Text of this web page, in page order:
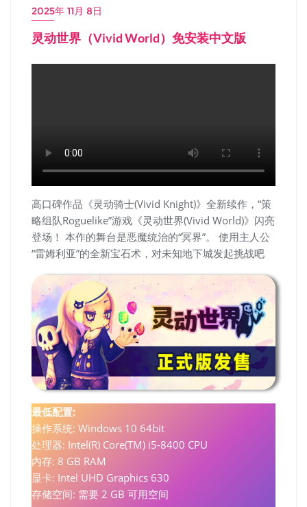
2025年 11月 8日
灵动世界（Vivid World）免安装中文版
高口碑作品《灵动骑士(Vivid Knight)》全新续作，“策
略组队Roguelike”游戏《灵动世界(Vivid World)》闪亮
登场！ 本作的舞台是恶魔统治的“冥界”。 使用主人公
“雷姆利亚”的全新宝石术，对未知地下城发起挑战吧
最低配置:
操作系统: Windows 10 64bit
处理器: Intel(R) Core(TM) i5-8400 CPU
内存: 8 GB RAM
显卡: Intel UHD Graphics 630
存储空间: 需要 2 GB 可用空间